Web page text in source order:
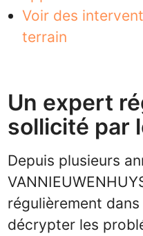
Voir des
terrain
Un expert
sollicité par
Depuis plusieurs
régulièrement
décrypter les